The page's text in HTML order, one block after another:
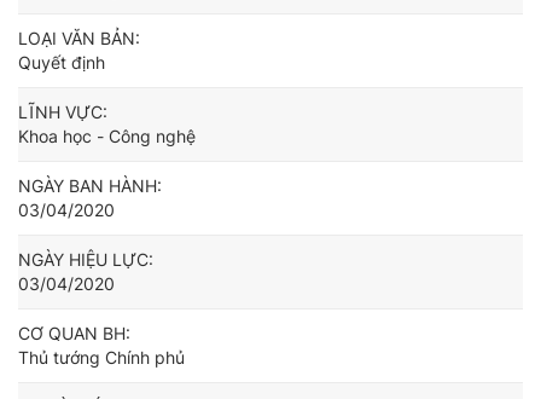
LOẠI VĂN BẢN:
Quyết định
LĨNH VỰC:
Khoa học - Công nghệ
NGÀY BAN HÀNH:
03/04/2020
NGÀY HIỆU LỰC:
03/04/2020
CƠ QUAN BH:
Thủ tướng Chính phủ